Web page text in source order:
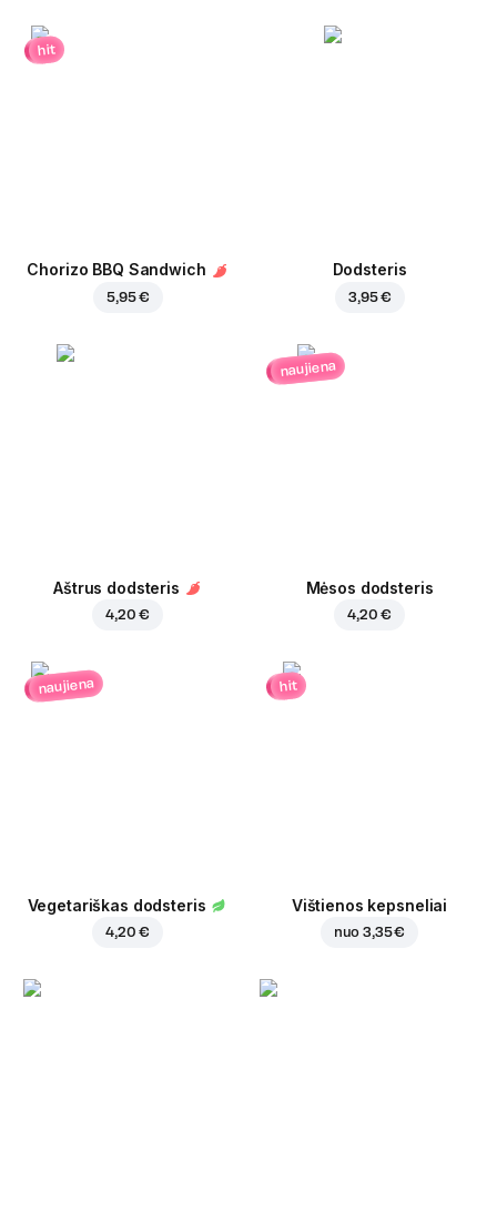
hit
Chorizo BBQ Sandwich
5,95 €
Dodsteris
3,95 €
Aštrus dodsteris
4,20 €
naujiena
Mėsos dodsteris
4,20 €
naujiena
Vegetariškas dodsteris
4,20 €
hit
Vištienos kepsneliai
nuo3,35 €